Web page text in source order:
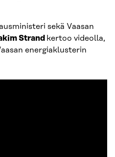
sekä Vaasan
Strand kertoo videolla,
energiaklusterin